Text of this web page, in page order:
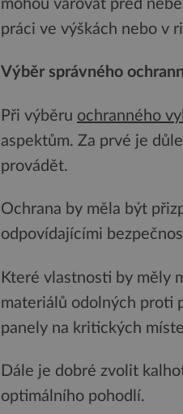
mohou varovat před
práci ve výškách nebo v
Výběr správného
Při výběru ochranného
aspektům. Za prvé je
provádět.
Ochrana by měla být
odpovídajícími
Které vlastnosti by měly
materiálů odolných proti
panely na kritických
Dále je dobré zvolit
optimálního pohodlí.